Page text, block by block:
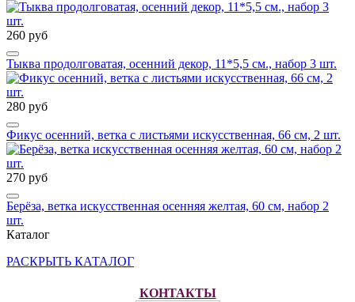
260 руб
Тыква продолговатая, осенний декор, 11*5,5 см., набор 3 шт.
280 руб
Фикус осенний, ветка с листьями искусственная, 66 см, 2 шт.
270 руб
Берёза, ветка искусственная осенняя желтая, 60 см, набор 2
шт.
Каталог
РАСКРЫТЬ КАТАЛОГ
КОНТАКТЫ